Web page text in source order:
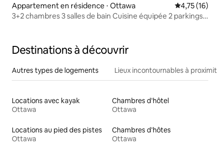
Appartement en résidence ⋅ Ottawa Évaluation
4,75 (16)
3+2 chambres 3 salles de bain Cuisine équipée 2 parkings
Destinations à découvrir
Autres types de logements Lieux incontournables à
Locations avec kayak
Ottawa
Chambres d'hôtel
Ottawa
Locations au pied des pistes
Ottawa
Chambres d'hôtes
Ottawa